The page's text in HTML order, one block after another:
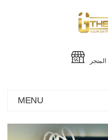
المتجر
MENU